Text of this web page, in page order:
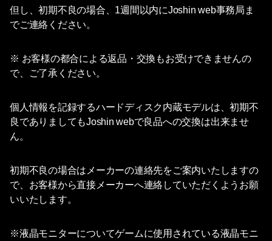
但し、初期不良の場合、1週間以内にJoshin web事務局ま
でご連絡ください。
※ お客様の都合による返品・交換もお受けできませんの
で、ご了承ください。
個人情報を記録するハードディスク内蔵モデルは、初期不
良でありましてもJoshin webで良品への交換は出来ませ
ん。
初期不良の場合はメーカーの連絡先をご案内いたしますの
で、お客様から直接メーカーへ連絡していただくようお願
いいたします。
※液晶モニターについてゲームに使用されている液晶モニ